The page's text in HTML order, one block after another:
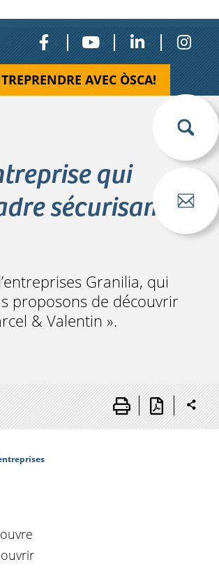
AVEC ÒSCA!
qui
sécurisant
Granilia, qui
proposons de découvrir
& Valentin ».